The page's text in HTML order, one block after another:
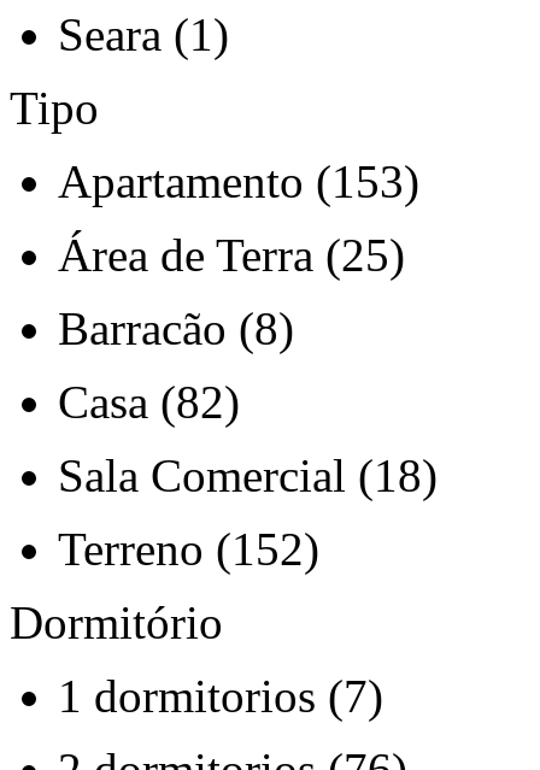
Seara (1)
Tipo
Apartamento (153)
Área de Terra (25)
Barracão (8)
Casa (82)
Sala Comercial (18)
Terreno (152)
Dormitório
1 dormitorios (7)